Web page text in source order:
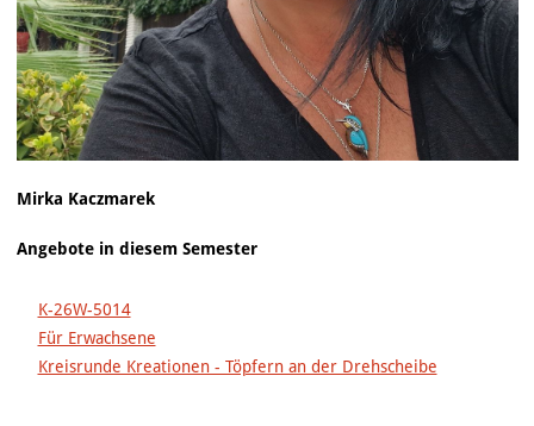
Mirka Kaczmarek
Angebote in diesem Semester
K-26W-5014
Für Erwachsene
Kreisrunde Kreationen - Töpfern an der Drehscheibe